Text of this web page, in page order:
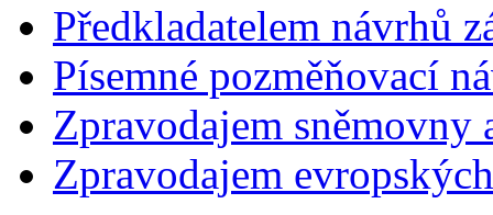
Předkladatelem návrhů
Písemné pozměňovací
Zpravodajem
Zpravodajem